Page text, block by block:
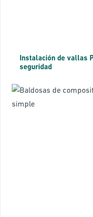
Instalación de vallas
seguridad